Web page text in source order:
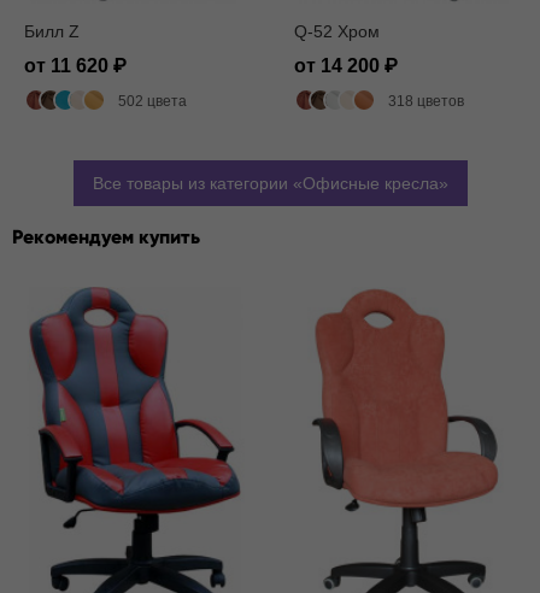
Билл Z
от 11 620
502 цвета
Q-52 Хром
от 14 200
318 цветов
Все товары из категории Офисные кресла
Рекомендуем купить